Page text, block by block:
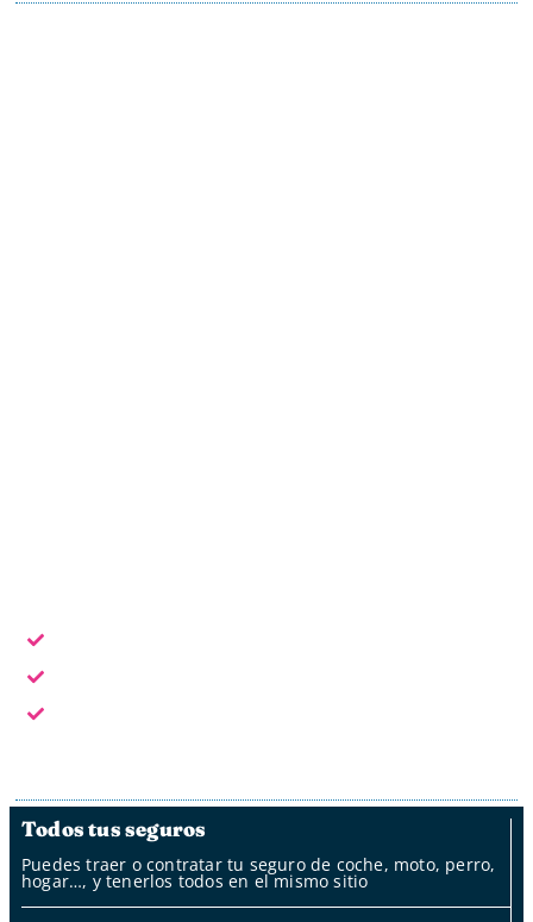
Todos tus seguros
Puedes traer o contratar tu seguro de coche, moto, perro,
hogar…, y tenerlos todos en el mismo sitio